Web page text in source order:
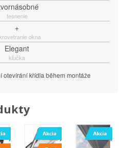
tesnenie
+
okna
Elegant
kľučka
otevírání křídla během montáže